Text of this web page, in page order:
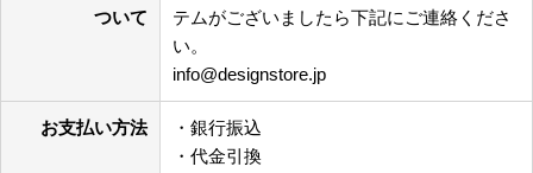
ついて
テムがございましたら下記にご連絡くださ
い。
info@designstore.jp
お支払い方法
・銀行振込
・代金引換